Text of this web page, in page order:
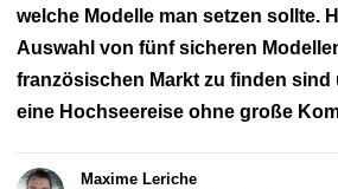
welche Modelle man setzen sollte.
Auswahl von fünf sicheren
französischen Markt zu finden sind
eine Hochseereise ohne große
Maxime Leriche